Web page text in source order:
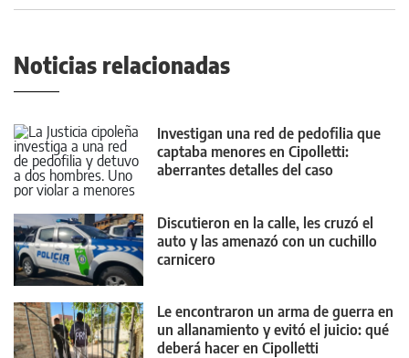
Noticias relacionadas
Investigan una red de pedofilia que
captaba menores en Cipolletti:
aberrantes detalles del caso
Discutieron en la calle, les cruzó el
auto y las amenazó con un cuchillo
carnicero
Le encontraron un arma de guerra en
un allanamiento y evitó el juicio: qué
deberá hacer en Cipolletti